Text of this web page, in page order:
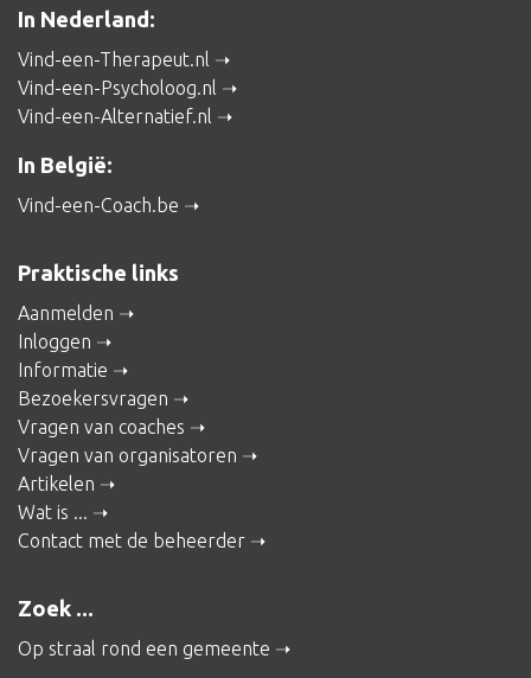
In Nederland:
Vind-een-Therapeut.nl
Vind-een-Psycholoog.nl
Vind-een-Alternatief.nl
In België:
Vind-een-Coach.be
Praktische links
Aanmelden
Inloggen
Informatie
Bezoekersvragen
Vragen van coaches
Vragen van organisatoren
Artikelen
Wat is ...
Contact met de beheerder
Zoek ...
Op straal rond een gemeente